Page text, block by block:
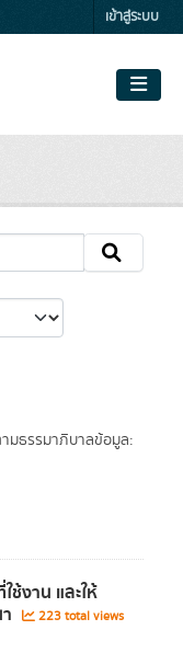
เข้าสู่ระบบ
มธรรมาภิบาลข้อมูล:
ช้งาน และให้
223 total views